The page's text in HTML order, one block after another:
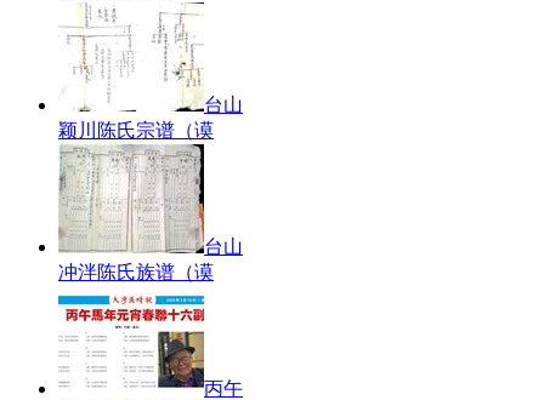
台山
颖川陈氏宗谱（谟
台山
冲泮陈氏族谱（谟
丙午